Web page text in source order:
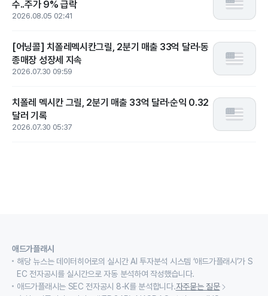
수..주가 9% 급락
2026.08.05 02:41
[어닝콜] 치폴레멕시칸그릴, 2분기 매출 33억 달러·동
종매장 성장세 지속
2026.07.30 09:59
치폴레 멕시칸 그릴, 2분기 매출 33억 달러·순익 0.32
달러 기록
2026.07.30 05:37
애드가플래시
해당 뉴스는 데이터히어로의 실시간 AI 투자분석 시스템 ‘애드가플래시’가 S
EC 전자공시를 실시간으로 자동 분석하여 작성했습니다.
애드가플래시는 SEC 전자공시 8-K를 분석합니다.자주묻는 질문